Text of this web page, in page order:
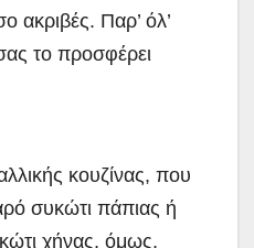
ακριβές. Παρ’ όλ’
το προσφέρει
κουζίνας, που
συκώτι πάπιας ή
χήνας, όμως,